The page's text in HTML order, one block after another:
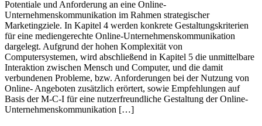
Potentiale und Anforderung an eine Online-
Unternehmenskommunikation im Rahmen strategischer
Marketingziele. In Kapitel 4 werden konkrete Gestaltungskriterien
für eine mediengerechte Online-Unternehmenskommunikation
dargelegt. Aufgrund der hohen Komplexität von
Computersystemen, wird abschließend in Kapitel 5 die unmittelbare
Interaktion zwischen Mensch und Computer, und die damit
verbundenen Probleme, bzw. Anforderungen bei der Nutzung von
Online- Angeboten zusätzlich erörtert, sowie Empfehlungen auf
Basis der M-C-I für eine nutzerfreundliche Gestaltung der Online-
Unternehmenskommunikation […]